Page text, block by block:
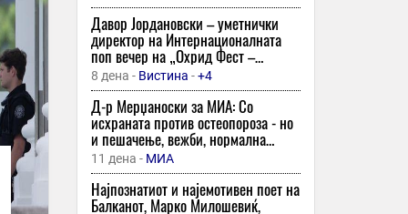
Фабио Куартараро потпишува
двегодишен договор со Хонда
24 минути -Спорт Клуб
Давид Алонсо нов возач на Хонда
24 минути -Спорт Клуб
Норис ја освои пол-позицијата на
унгарското Гран при
24 минути -Спорт Клуб
Хамилтон заработи казна и го загуби
Давор Јордановски – уметнички
директор на Интернационалната
поп вечер на „Охрид Фест –
Охридски трубадури“: „Не ги
копираме светските трендови –
сакаме ние да бидеме
инспирација“
8 дена - Вистина -+4
Д-р Мерџаноски за МИА: Со
исхраната против остеопороза - но
и пешачење, вежби, нормална
тежина и без цигари и алкохол
11 дена - МИА
Најпознатиот и најемотивен поет на
Балканот, Марко Милошевиќ,